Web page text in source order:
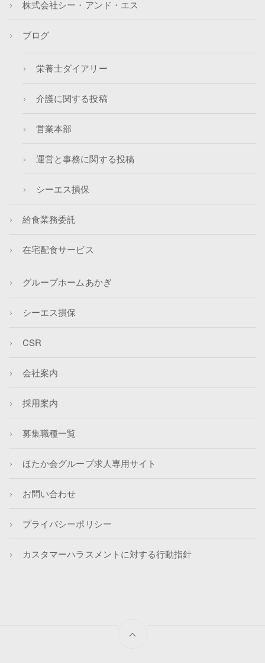
株式会社シー・アンド・エス
ブログ
栄養士ダイアリー
介護に関する投稿
営業本部
運営と事務に関する投稿
シーエス損保
給食業務委託
在宅配食サービス
グループホームあかぎ
シーエス損保
CSR
会社案内
採用案内
募集職種一覧
ほたか会グループ求人専用サイト
お問い合わせ
プライバシーポリシー
カスタマーハラスメントに対する行動指針